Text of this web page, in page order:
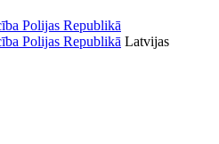
Latvijas